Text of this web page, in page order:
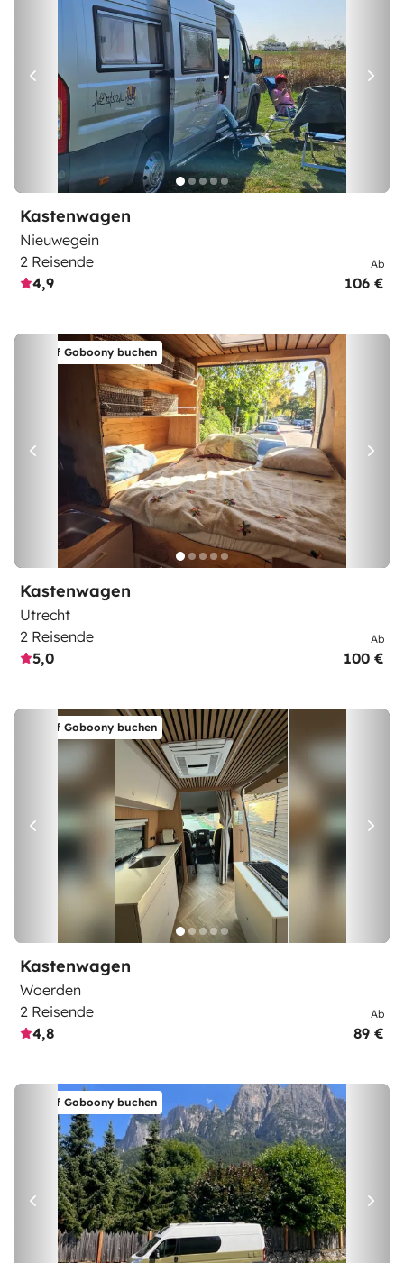
Kastenwagen
Nieuwegein
2 Reisende
4,9
Ab
106 €
Auf Goboony buchen
Kastenwagen
Utrecht
2 Reisende
5,0
Ab
100 €
Auf Goboony buchen
Kastenwagen
Woerden
2 Reisende
4,8
Ab
89 €
Auf Goboony buchen